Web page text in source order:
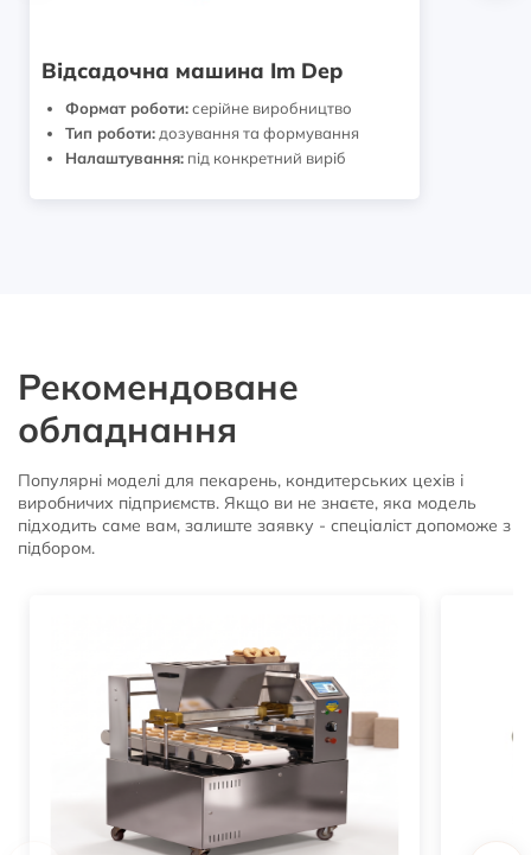
Відсадочна машина Im Dep
Формат роботи:серійне виробництво
Тип роботи: дозування та формування
Налаштування: під конкретний виріб
Рекомендоване
обладнання
Популярні моделі для пекарень, кондитерських цехів і
виробничих підприємств. Якщо ви не знаєте, яка модель
підходить саме вам, залиште заявку - спеціаліст допоможе з
підбором.